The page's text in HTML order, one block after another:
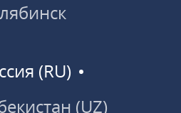
(RU)
(UZ)